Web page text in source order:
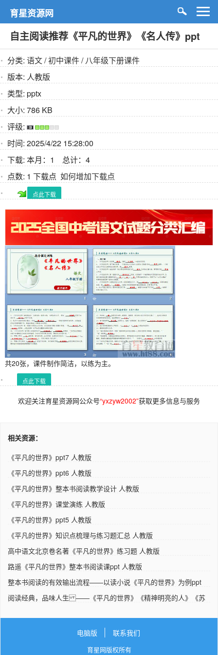
育星资源网
自主阅读推荐《平凡的世界》《名人传》ppt
分类: 语文/初中课件/八年级下册课件
版本: 人教版
类型: pptx
大小: 786 KB
评级:
时间: 2025/4/22 15:28:00
下载: 本月：1 总计：4
点数: 1 下载点 如何增加下载点
点此下载
共20张，课件制作简洁，以练为主。
点此下载
欢迎关注育星资源网公众号“yxzyw2002”获取更多信息与服务
相关资源：
《平凡的世界》ppt7 人教版
《平凡的世界》ppt6 人教版
《平凡的世界》整本书阅读教学设计 人教版
《平凡的世界》课堂演练 人教版
《平凡的世界》ppt5 人教版
《平凡的世界》知识点梳理与练习题汇总 人教版
高中语文北京卷名著《平凡的世界》练习题 人教版
路遥《平凡的世界》整本书阅读课ppt 人教版
整本书阅读的有效输出流程——以读小说《平凡的世界》为例ppt
阅读经典，品味人生 ——《平凡的世界》《精神明亮的人》《苏
电脑版 联系我们
育星网版权所有